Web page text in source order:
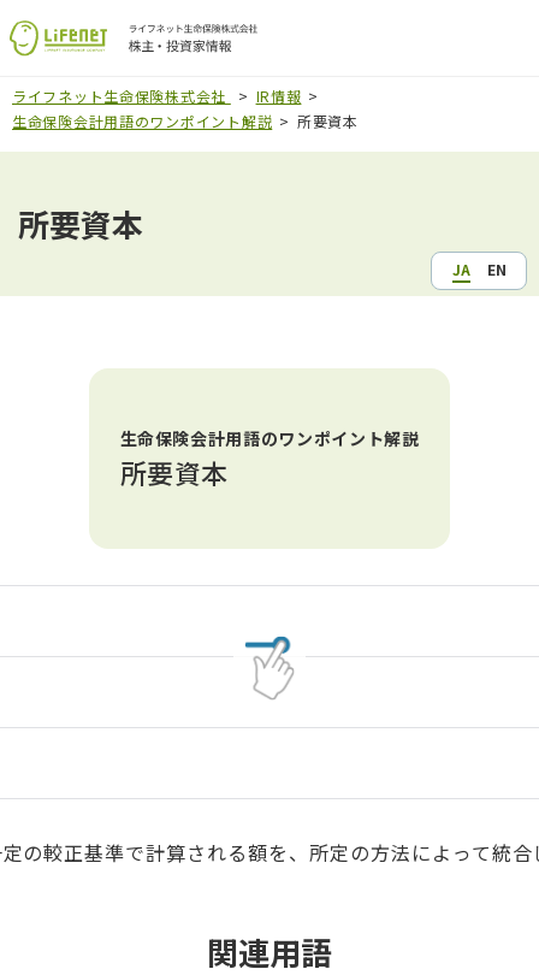
ライフネット生命保険株式会社
IR情報
生命保険会計用語のワンポイント解説
所要資本
所要資本
JA EN
生命保険会計用語のワンポイント解説
所要資本
較正基準で計算される額を、所定の方法によって
関連用語